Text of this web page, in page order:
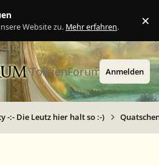
Website zu. Mehr erfahren. ×
TolkienForum Anmelden
-:- Die Leutz hier halt so :-)